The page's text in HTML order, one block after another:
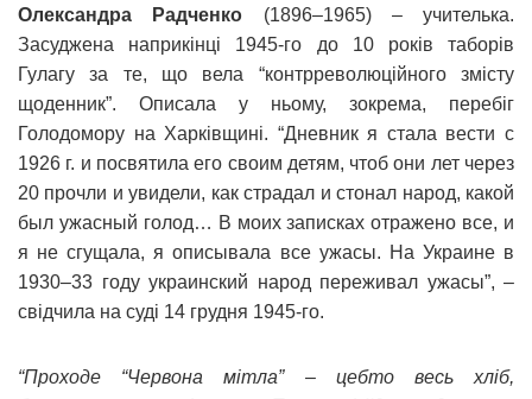
Олександра Радченко (1896–1965) – учителька.
Засуджена наприкінці 1945-го до 10 років таборів
Гулагу за те, що вела “контрреволюційного змісту
щоденник”. Описала у ньому, зокрема, перебіг
Голодомору на Харківщині. “Дневник я стала вести с
1926 г. и посвятила его своим детям, чтоб они лет через
20 прочли и увидели, как страдал и стонал народ, какой
был ужасный голод… В моих записках отражено все, и
я не сгущала, я описывала все ужасы. На Украине в
1930–33 году украинский народ переживал ужасы”, –
свідчила на суді 14 грудня 1945-го.
“Проходе “Червона мітла” – цебто весь хліб,